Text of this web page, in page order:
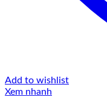
Add to wishlist
Xem nhanh